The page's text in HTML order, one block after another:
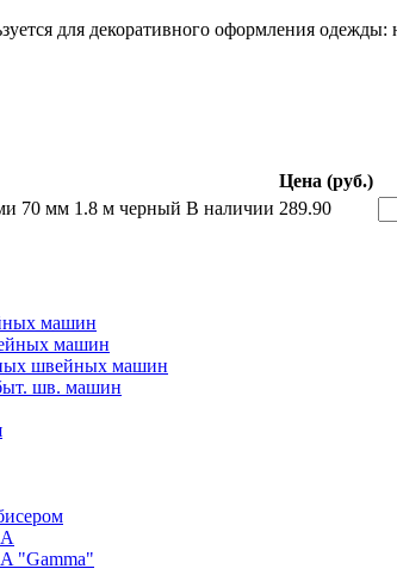
для декоративного оформления
Цена (руб.)
70 мм 1.8 м черный В наличии 289.90
машин
машин
швейных машин
шв. машин
"Gamma"